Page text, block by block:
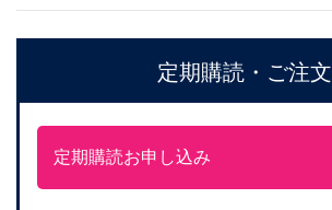
定期購読・ご注文
定期購読お申し込み